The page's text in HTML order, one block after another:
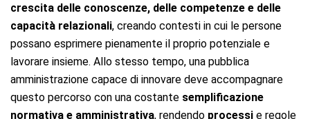
crescita delle conoscenze, delle competenze e delle
capacità relazionali, creando contesti in cui le persone
possano esprimere pienamente il proprio potenziale e
lavorare insieme. Allo stesso tempo, una pubblica
amministrazione capace di innovare deve accompagnare
questo percorso con una costante semplificazione
normativa e amministrativa, rendendo processi e regole